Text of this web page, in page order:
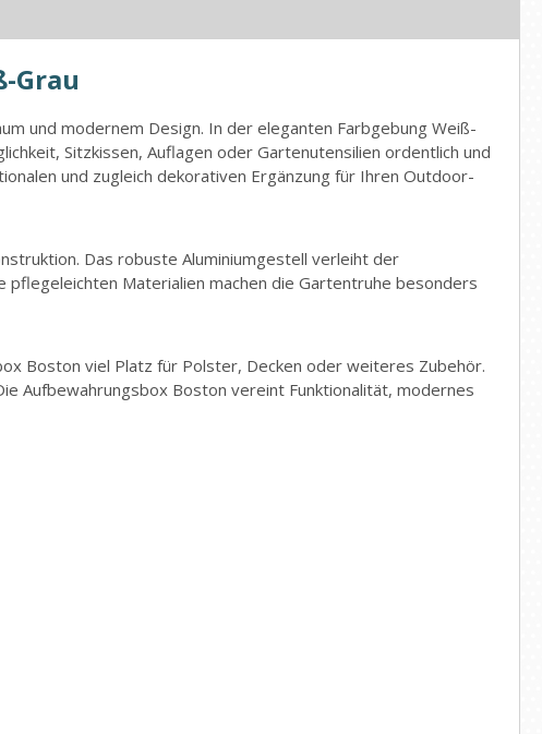
Grau
und modernem Design. In der eleganten Farbgebung Weiß-
Sitzkissen, Auflagen oder Gartenutensilien ordentlich und
und zugleich dekorativen Ergänzung für Ihren Outdoor-
Das robuste Aluminiumgestell verleiht der
Materialien machen die Gartentruhe besonders
Boston viel Platz für Polster, Decken oder weiteres Zubehör.
Aufbewahrungsbox Boston vereint Funktionalität, modernes